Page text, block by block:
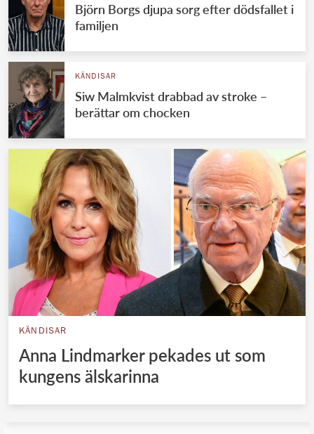
Björn Borgs djupa sorg efter dödsfallet i
familjen
KÄNDISAR
Siw Malmkvist drabbad av stroke –
berättar om chocken
KÄNDISAR
Anna Lindmarker pekades ut som
kungens älskarinna